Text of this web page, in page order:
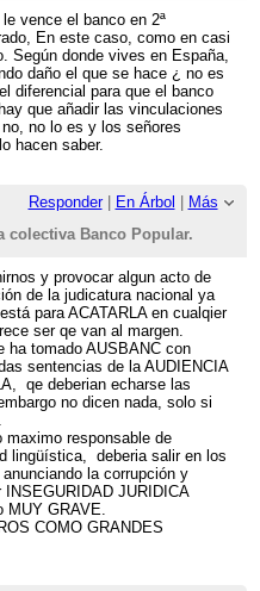
vence el banco en 2ª
En este caso, como en casi
Según donde vives en España,
daño el que se hace ¿ no es
diferencial para que el banco
que añadir las vinculaciones
no lo es y los señores
hacen saber.
Responder| En Árbol
Más
colectiva Banco Popular.
y provocar algun acto de
de la judicatura nacional ya
para ACATARLA en cualqier
ser qe van al margen.
ha tomado AUSBANC con
sentencias de la AUDIENCIA
qe deberian echarse las
no dicen nada, solo si
maximo responsable de
lingüística, deberia salir en los
la corrupción y
JURIDICA
GRAVE.
COMO GRANDES